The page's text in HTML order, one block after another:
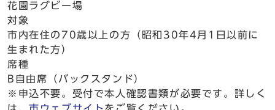
花園ラグビー場
対象
市内在住の70歳以上の方（昭和30年4月1日以前に
生まれた方）
席種
B自由席（バックスタンド）
※申込不要。受付で本人確認書類が必要です。詳しく